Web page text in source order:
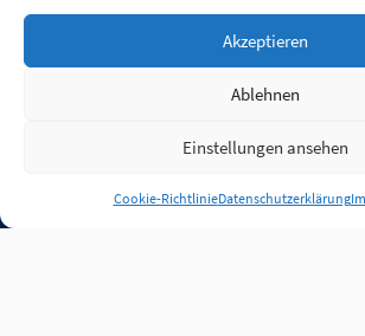
Akzeptieren
Ablehnen
Einstellungen ansehen
Cookie-RichtlinieDatenschutzerklärung
Anmelden
Jobs Partner FAQ